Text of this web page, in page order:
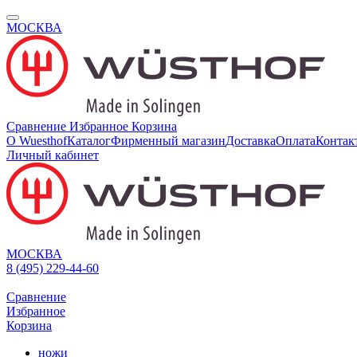
МОСКВА
Сравнение Избранное Корзина
О WuesthofКаталогФирменный магазинДоставкаОплата
Личный кабинет
МОСКВА
8 (495) 229-44-60
Сравнение
Избранное
Корзина
ножи